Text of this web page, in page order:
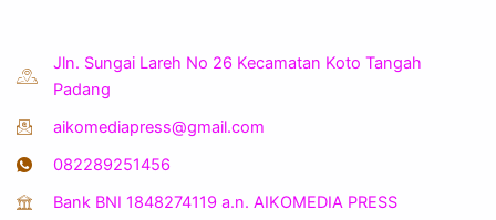
Jln. Sungai Lareh No 26 Kecamatan Koto Tangah
Padang
aikomediapress@gmail.com
082289251456
Bank BNI 1848274119 a.n. AIKOMEDIA PRESS